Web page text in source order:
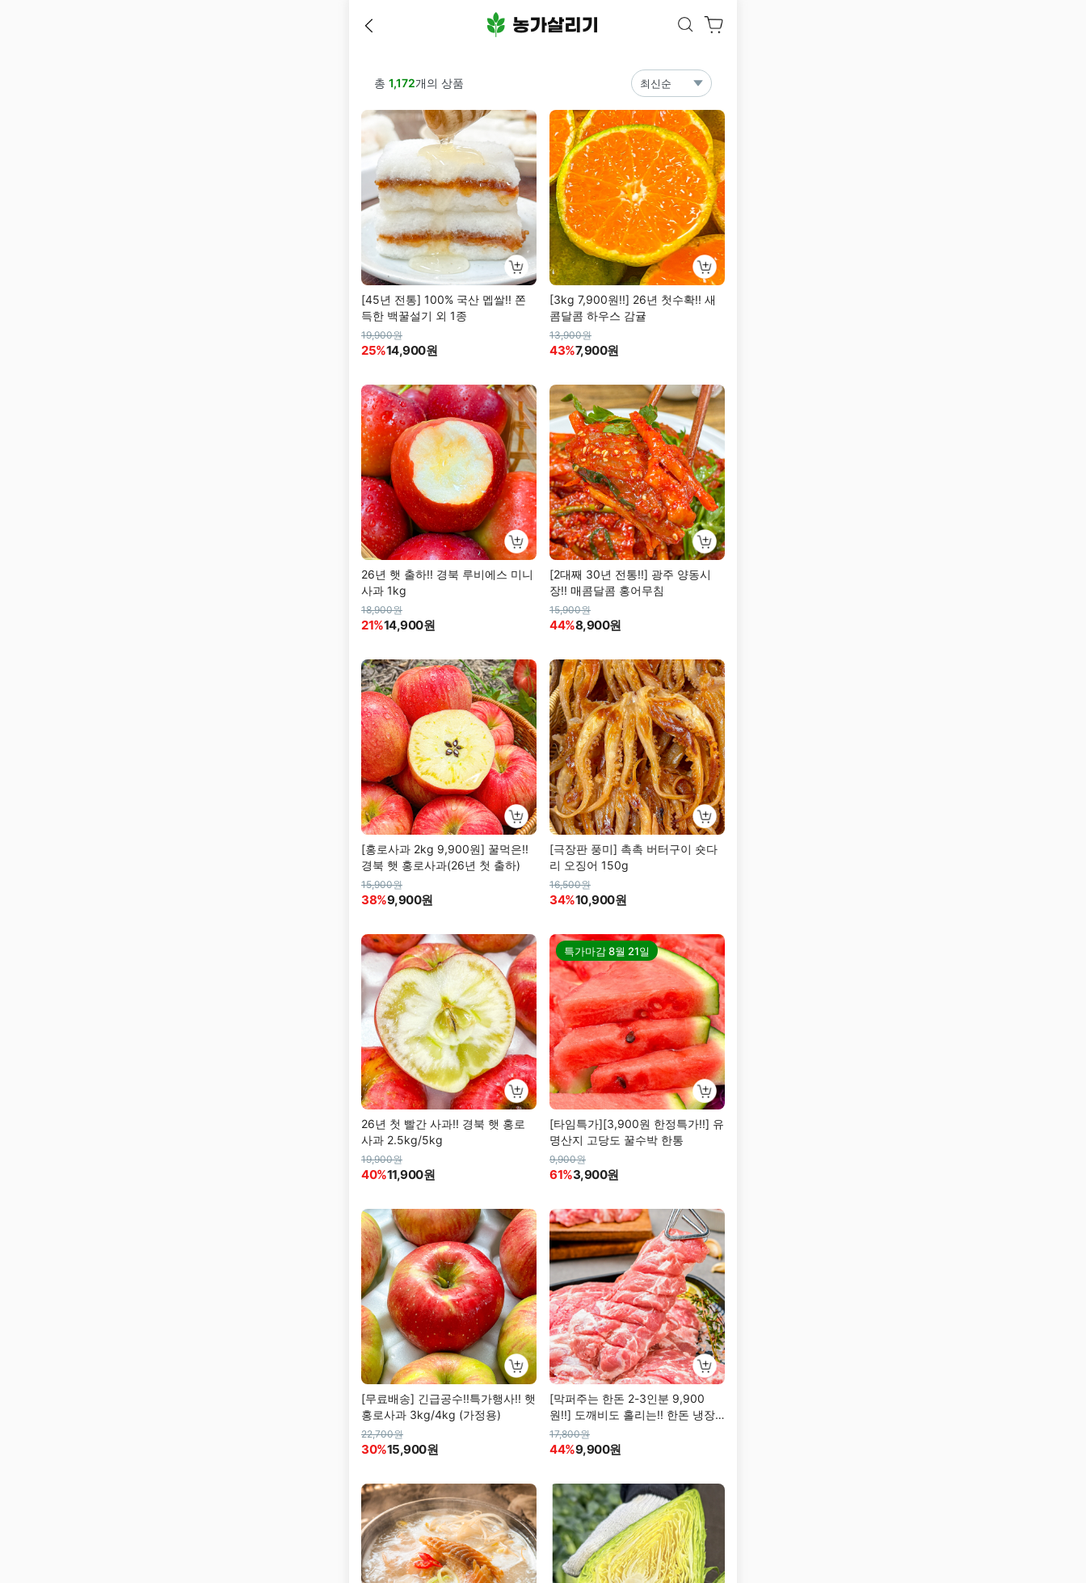
총 1,172개의 상품 최신순
[45년 전통] 100% 국산 멥쌀!! 쫀
득한 백꿀설기 외 1종
19,900원
25%14,900원
[3kg 7,900원!!] 26년 첫수확!! 새
콤달콤 하우스 감귤
13,900원
43%7,900원
26년 햇 출하!! 경북 루비에스 미니
사과 1kg
18,900원
21%14,900원
[2대째 30년 전통!!] 광주 양동시
장!! 매콤달콤 홍어무침
15,900원
44%8,900원
[홍로사과 2kg 9,900원] 꿀먹은!!
경북 햇 홍로사과(26년 첫 출하)
15,900원
38%9,900원
[극장판 풍미] 촉촉 버터구이 숏다
리 오징어 150g
16,500원
34%10,900원
26년 첫 빨간 사과!! 경북 햇 홍로
사과 2.5kg/5kg
19,900원
40%11,900원
특가마감8월 21일
[타임특가][3,900원 한정특가!!] 유
명산지 고당도 꿀수박 한통
9,900원
61%3,900원
[무료배송] 긴급공수!!특가행사!! 햇
홍로사과 3kg/4kg (가정용)
22,700원
30%15,900원
[막퍼주는 한돈 2-3인분 9,900
원!!] 도깨비도 홀리는!! 한돈 냉장
도깨비살
17,800원
44%9,900원